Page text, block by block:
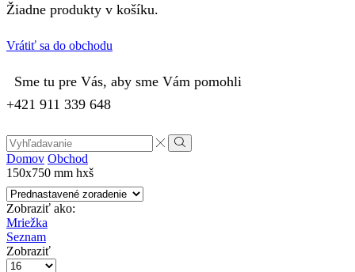
Žiadne produkty v košíku.
Vrátiť sa do obchodu
Sme tu pre Vás, aby sme Vám pomohli
+421 911 339 648
Search
input
Vyhľadávanie
Domov Obchod
150x750 mm hxš
Zobraziť ako:
Mriežka
Seznam
Zobraziť
Počet